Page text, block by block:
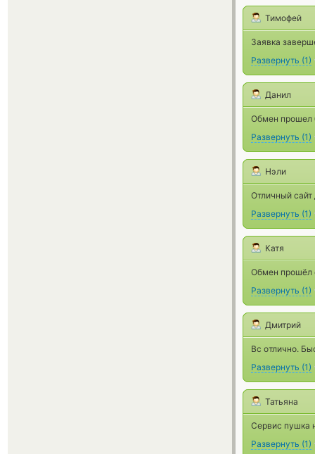
Тимофей
Заявка
Развернуть (1)
Данил
Обмен прошел
Развернуть (1)
Нэли
Отличный
Развернуть (1)
Катя
Обмен прошёл
Развернуть (1)
Дмитрий
Вс отлично.
Развернуть (1)
Татьяна
Сервис пушка
Развернуть (1)